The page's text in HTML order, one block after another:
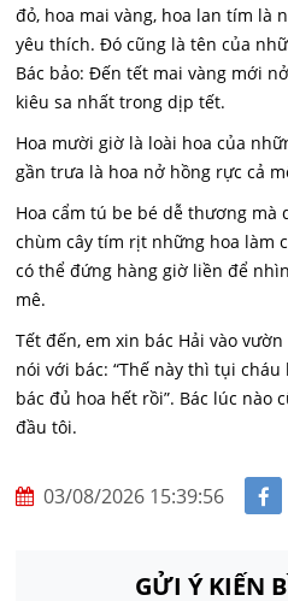
đỏ, hoa mai vàng, hoa lan tím là
yêu thích. Đó cũng là tên của
Bác bảo: Đến tết mai vàng mới
kiêu sa nhất trong dịp tết.
Hoa mười giờ là loài hoa của
gần trưa là hoa nở hồng rực cả
Hoa cẩm tú be bé dễ thương mà
chùm cây tím rịt những hoa làm
có thể đứng hàng giờ liền để
mê.
Tết đến, em xin bác Hải vào
nói với bác: “Thế này thì tụi
bác đủ hoa hết rồi”. Bác lúc nào
đầu tôi.
03/08/2026 15:39:56
GỬI Ý KIẾN